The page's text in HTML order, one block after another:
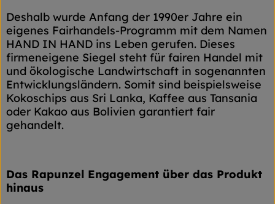
Deshalb wurde Anfang der 1990er Jahre ein
eigenes Fairhandels-Programm mit dem Namen
HAND IN HAND ins Leben gerufen. Dieses
firmeneigene Siegel steht für fairen Handel mit
und ökologische Landwirtschaft in sogenannten
Entwicklungsländern. Somit sind beispielsweise
Kokoschips aus Sri Lanka, Kaffee aus Tansania
oder Kakao aus Bolivien garantiert fair
gehandelt.
Das Rapunzel Engagement über das Produkt
hinaus